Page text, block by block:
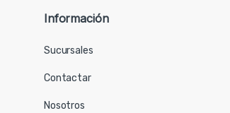
Información
Sucursales
Contactar
Nosotros